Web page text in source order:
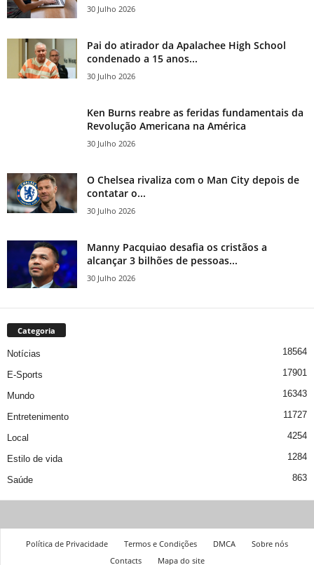
30 Julho 2026
Pai do atirador da Apalachee High School
condenado a 15 anos...
30 Julho 2026
Ken Burns reabre as feridas fundamentais da
Revolução Americana na América
30 Julho 2026
O Chelsea rivaliza com o Man City depois de
contatar o...
30 Julho 2026
Manny Pacquiao desafia os cristãos a
alcançar 3 bilhões de pessoas...
30 Julho 2026
Categoria
Notícias 18564
E-Sports 17901
Mundo 16343
Entretenimento 11727
Local 4254
Estilo de vida 1284
Saúde 863
Política de Privacidade Termos e Condições DMCA
Sobre nós
Contacts
Mapa do site